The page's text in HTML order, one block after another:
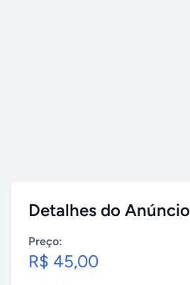
Detalhes do Anúncio
Preço:
R$ 45,00